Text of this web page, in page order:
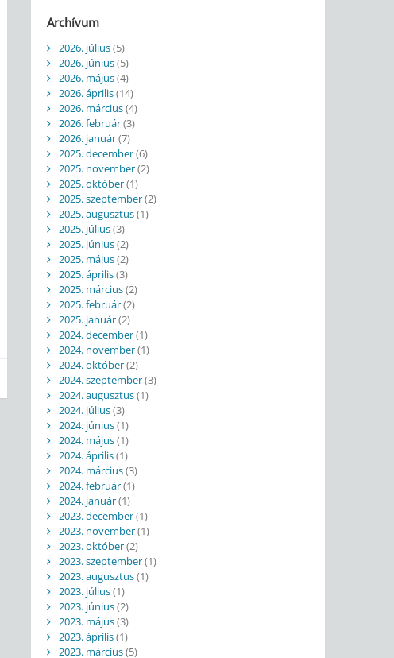
Archívum
2026. július(5)
2026. június(5)
2026. május(4)
2026. április(14)
2026. március(4)
2026. február(3)
2026. január(7)
2025. december(6)
2025. november(2)
2025. október(1)
2025. szeptember(2)
2025. augusztus(1)
2025. július(3)
2025. június(2)
2025. május(2)
2025. április(3)
2025. március(2)
2025. február(2)
2025. január(2)
2024. december(1)
2024. november(1)
2024. október(2)
2024. szeptember(3)
2024. augusztus(1)
2024. július(3)
2024. június(1)
2024. május(1)
2024. április(1)
2024. március(3)
2024. február(1)
2024. január(1)
2023. december(1)
2023. november(1)
2023. október(2)
2023. szeptember(1)
2023. augusztus(1)
2023. július(1)
2023. június(2)
2023. május(3)
2023. április(1)
2023. március(5)